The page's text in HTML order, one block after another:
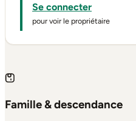
Se connecter
pour voir le propriétaire
Famille & descendance